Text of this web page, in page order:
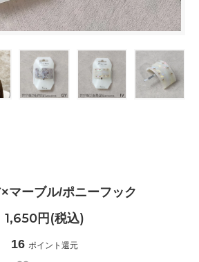
マーブル/ポニーフック
1,650円(税込)
16 ポイント還元